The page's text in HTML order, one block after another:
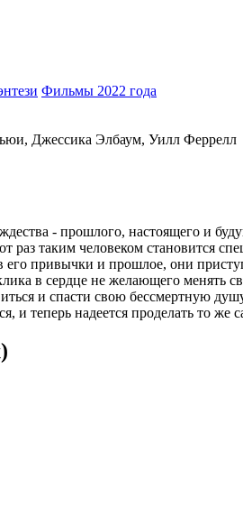
Фильмы 2022 года
Джессика Элбаум, Уилл Феррелл
- прошлого, настоящего и
таким человеком становится
его привычки и прошлое, они
в сердце не желающего менять
и спасти свою бессмертную
и теперь надеется проделать то